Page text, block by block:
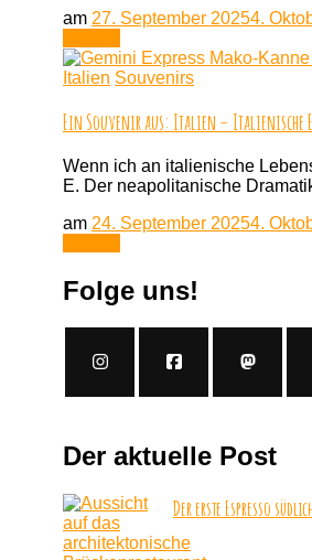
am 27. September 20254.
Italien Souvenirs
Ein Souvenir aus: Italien – Italienische
Wenn ich an italienische
E. Der neapolitanische
am 24. September 20254.
Folge uns!
Der aktuelle Post
Der erste Espresso